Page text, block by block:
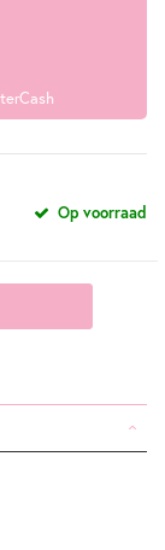
Op voorraad